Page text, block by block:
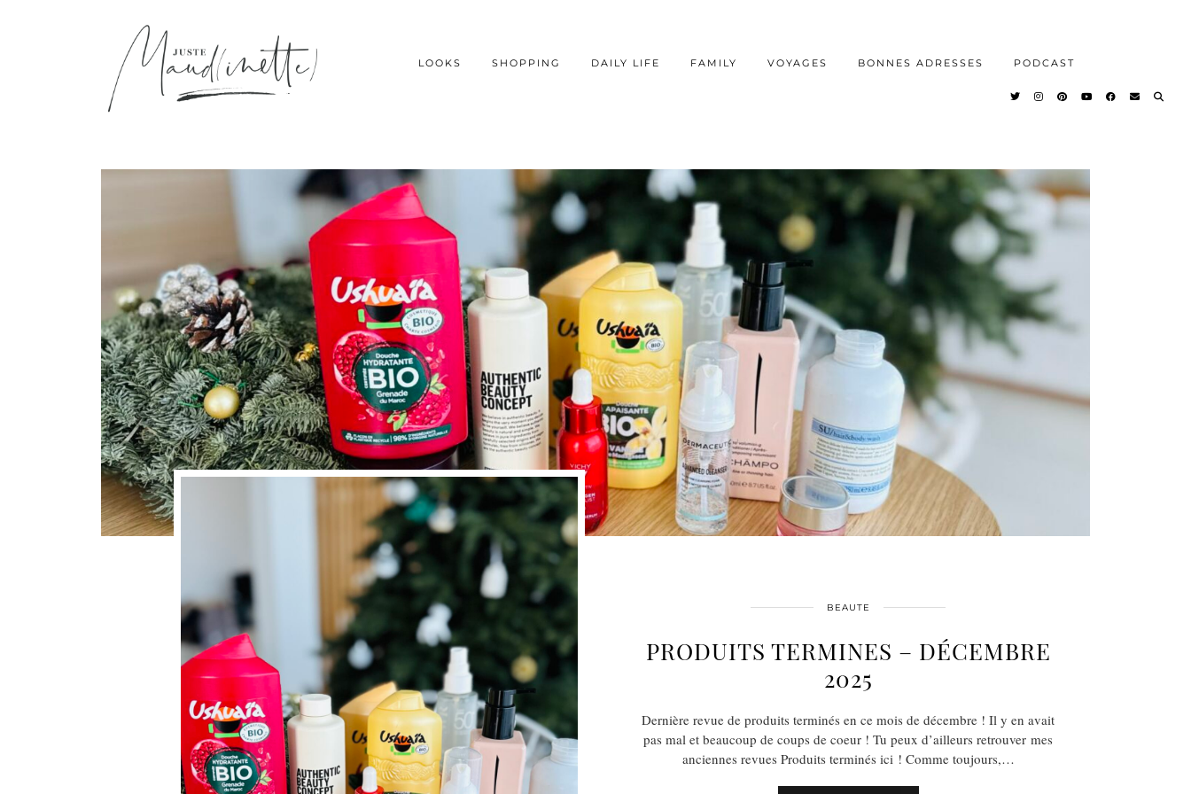
LOOKS SHOPPING DAILY LIFE FAMILY VOYAGES BONNES ADRESSES PODCAST
BEAUTE
PRODUITS TERMINES – DÉCEMBRE
2025
Dernière revue de produits terminés en ce mois de décembre ! Il y en avait
pas mal et beaucoup de coups de coeur ! Tu peux d’ailleurs retrouver mes
anciennes revues Produits terminés ici ! Comme toujours,…